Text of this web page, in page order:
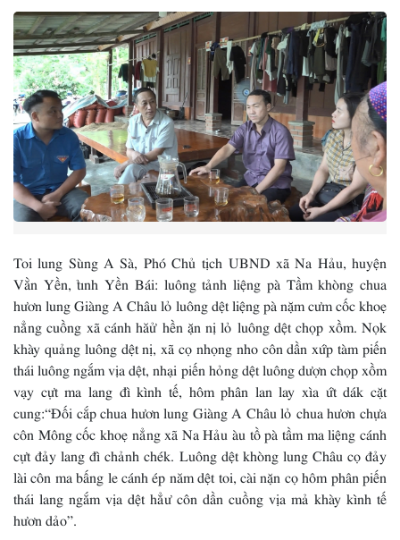
Toi lung Sùng A Sà, Phó Chủ tịch UBND xã Na Hảu, huyện
Vằn Yền, tỉnh Yền Bái: luông tảnh liệng pà Tầm khòng chua
hươn lung Giàng A Châu lỏ luông dệt liệng pà nặm cưm cốc khoẹ
nẳng cuồng xã cánh hăử hền ặn nị lỏ luông dệt chọp xồm. Nọk
khày quảng luông dệt nị, xã cọ nhọng nho côn dần xứp tàm piến
thái luông ngắm vịa dệt, nhại piến hỏng dệt luông dượn chọp xồm
vạy cựt ma lang đì kình tế, hôm phân lan lay xìa ứt dák cặt
cung:“Đối cắp chua hươn lung Giàng A Châu lỏ chua hươn chựa
côn Mông cốc khoẹ nẳng xã Na Hảu àu tồ pà tầm ma liệng cánh
cựt đảy lang đì chảnh chék. Luông dệt khòng lung Châu cọ đảy
lài côn ma bấng le cánh ép năm dệt toi, cài nặn cọ hôm phân piến
thái lang ngắm vịa dệt hẳư côn dần cuồng vịa mả khày kình tế
hươn dảo”.